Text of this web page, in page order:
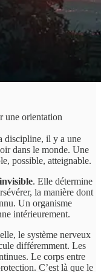
une orientation
discipline, il y a une
dans le monde. Une
possible, atteignable.
. Elle détermine
la manière dont
Un organisme
intérieurement.
le système nerveux
différemment. Les
Le corps entre
C’est là que le